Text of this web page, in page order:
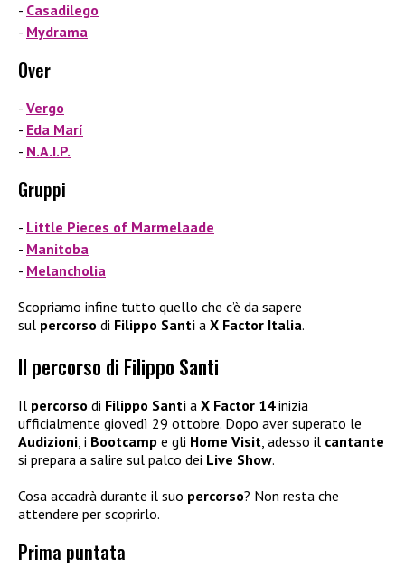
Casadilego
Mydrama
Over
Vergo
Eda Marí
N.A.I.P.
Gruppi
Little Pieces of Marmelaade
Manitoba
Melancholia
Scopriamo infine tutto quello che c’è da sapere
sul percorso di Filippo Santi a X Factor Italia.
Il percorso di Filippo Santi
Il percorso di Filippo Santi a X Factor 14inizia
ufficialmente giovedì 29 ottobre. Dopo aver superato le
Audizioni , i Bootcamp e gli Home Visit , adesso il cantante
si prepara a salire sul palco dei Live Show.
Cosa accadrà durante il suo percorso? Non resta che
attendere per scoprirlo.
Prima puntata